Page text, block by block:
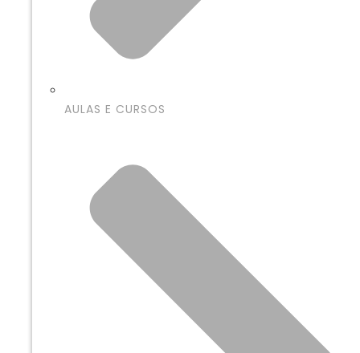
AULAS E CURSOS